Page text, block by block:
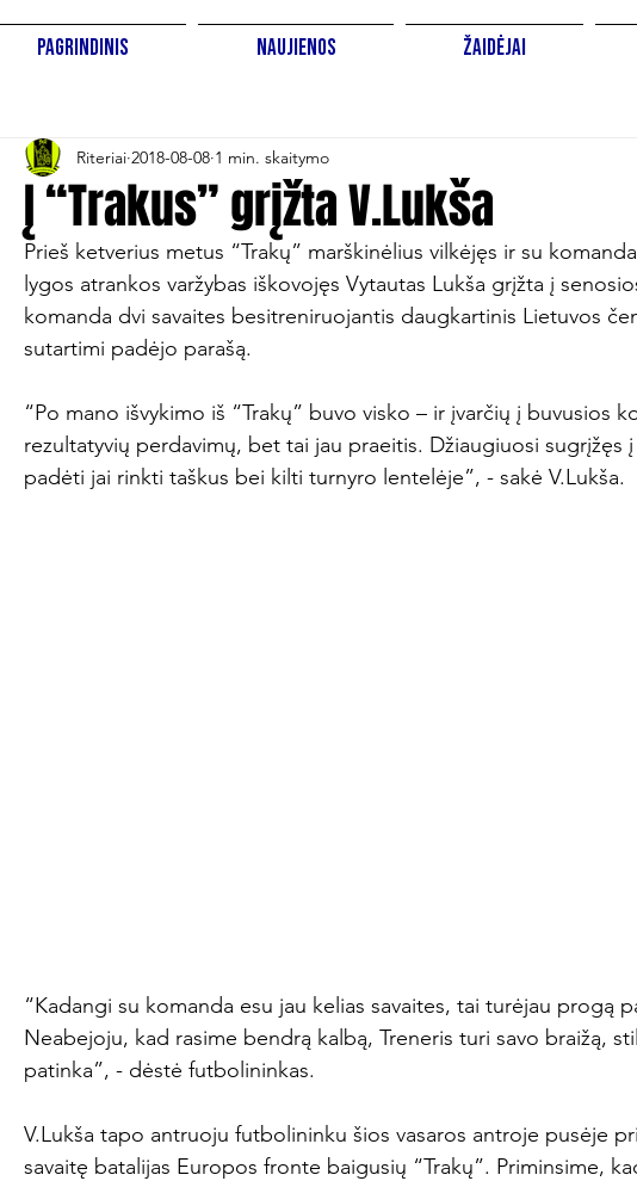
Pagrindinis Naujienos Žaidėjai
Į “Trakus” grįžta V.Lukša
Riteriai 2018-08-08 1 min. skaitymo
Prieš ketverius metus “Trakų” marškinėlius vilkėjęs ir su
lygos atrankos varžybas iškovojęs Vytautas Lukša grįžta į
komanda dvi savaites besitreniruojantis daugkartinis Lietuvos
sutartimi padėjo parašą.
“Po mano išvykimo iš “Trakų” buvo visko – ir įvarčių į buvusios
rezultatyvių perdavimų, bet tai jau praeitis. Džiaugiuosi sugrįžęs
padėti jai rinkti taškus bei kilti turnyro lentelėje”, - sakė V.Lukša.
“Kadangi su komanda esu jau kelias savaites, tai turėjau progą
Neabejoju, kad rasime bendrą kalbą, Treneris turi savo braižą,
patinka”, - dėstė futbolininkas.
V.Lukša tapo antruoju futbolininku šios vasaros antroje pusėje
savaitę batalijas Europos fronte baigusių “Trakų”. Priminsime,